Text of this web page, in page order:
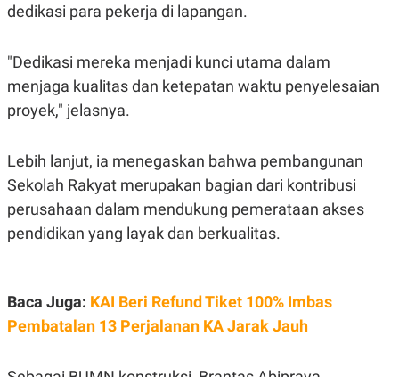
PRIVACY
dedikasi para pekerja di lapangan.
"Dedikasi mereka menjadi kunci utama dalam
menjaga kualitas dan ketepatan waktu penyelesaian
proyek," jelasnya.
Lebih lanjut, ia menegaskan bahwa pembangunan
Sekolah Rakyat merupakan bagian dari kontribusi
perusahaan dalam mendukung pemerataan akses
pendidikan yang layak dan berkualitas.
Baca Juga: KAI Beri Refund Tiket 100% Imbas
Pembatalan 13 Perjalanan KA Jarak Jauh